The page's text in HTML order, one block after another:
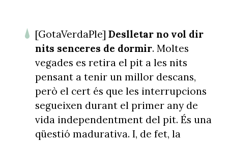
[GotaVerdaPle] Deslletar no vol dir
nits senceres de dormir. Moltes
vegades es retira el pit a les nits
pensant a tenir un millor descans,
però el cert és que les interrupcions
segueixen durant el primer any de
vida independentment del pit. És una
qüestió madurativa. I, de fet, la